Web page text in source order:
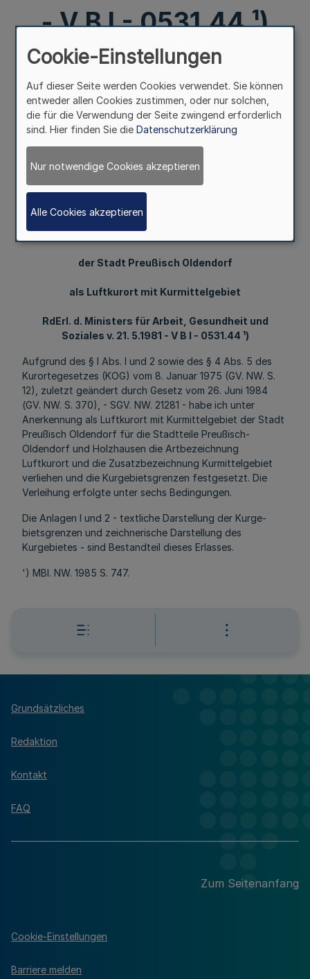
- V B l - 0531.44 ¹)
Mehr
168.Ergänzung-SMBl.NW.-(Stand20.6.1985 = MB1.NW. Nr.
42 einschl.)
2128l
und Holzhausen
der Stadt Preußisch Oldendorf
als Luftkurort mit Kurmittelgebiet
RdErl. d. Ministers für Arbeit, Gesundheit und
Soziales v. 21. 5.1981 - V B l - 0531.44 ¹)
Aufgrund des § l Abs. l und 2 sowie des § 4 Abs. 5 des
Kurortegesetzes (KOG) vom 8. Januar 1975 (GV. NW. S.
12), zuletzt geändert durch Gesetz vom 26. Juni 1984
(GV. NW. S. 370), - SGV. NW. 21281 - habe ich unter
Anerkennung als Luftkurort mit Kurmittelgebiet der Stadt
Preußisch Oldendorf für die Stadtteile Preußisch-
Oldendorf und Holzhausen die Artbezeichnung
Luftkurort und die Zusatzbezeichnung Kurmittelgebiet
verliehen und die Kurgebietsgrenzen festgesetzt. Die
Verleihung erfolgte unter sechs Bedingungen.
Die Anlagen l und 2 - textliche Darstellung der Kurge-
bietsgrenzen und zeichnerische Darstellung des
Kurgebietes - sind Bestandteil dieses Erlasses.
') MBl. NW. 1985 S. 747.
Grundsätzliches
Redaktion
Kontakt
FAQ
Zum Seitenanfang
Cookie-Einstellungen
Barriere melden
Cookie-Einstellungen
Auf dieser Seite werden Cookies verwendet. Sie können
entweder allen Cookies zustimmen, oder nur solchen,
die für die Verwendung der Seite zwingend erforderlich
sind. Hier finden Sie die Datenschutzerklärung
Nur notwendige Cookies akzeptieren
Alle Cookies akzeptieren